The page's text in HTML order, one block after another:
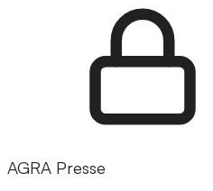
AGRA Presse